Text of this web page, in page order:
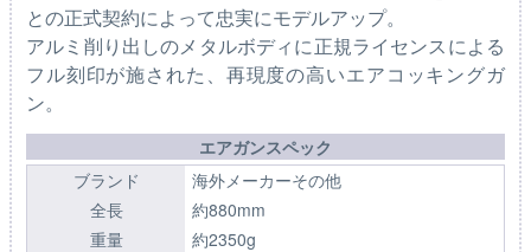
との正式契約によって忠実にモデルアップ。
アルミ削り出しのメタルボディに正規ライセンスによる
フル刻印が施された、再現度の高いエアコッキングガ
ン。
エアガンスペック
ブランド
海外メーカーその他
全長
約880mm
重量
約2350g